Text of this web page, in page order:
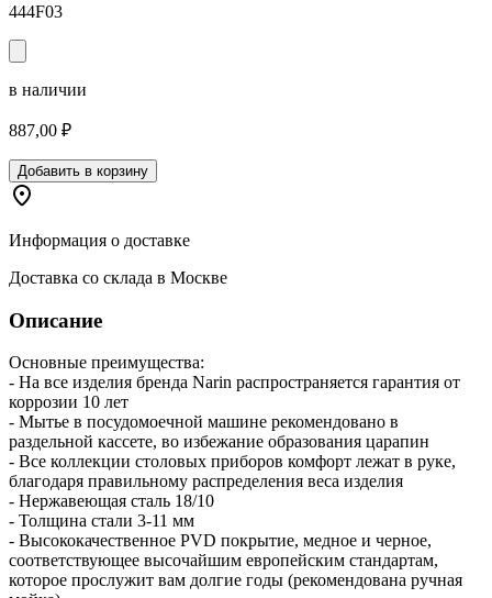
444F03
в наличии
887,00 ₽
Добавить в корзину
Информация о доставке
Доставка со склада в Москве
Описание
Основные преимущества:
- На все изделия бренда Narin распространяется гарантия от
коррозии 10 лет
- Мытье в посудомоечной машине рекомендовано в
раздельной кассете, во избежание образования царапин
- Все коллекции столовых приборов комфорт лежат в руке,
благодаря правильному распределения веса изделия
- Нержавеющая сталь 18/10
- Толщина стали 3-11 мм
- Высококачественное PVD покрытие, медное и черное,
соответствующее высочайшим европейским стандартам,
которое прослужит вам долгие годы (рекомендована ручная